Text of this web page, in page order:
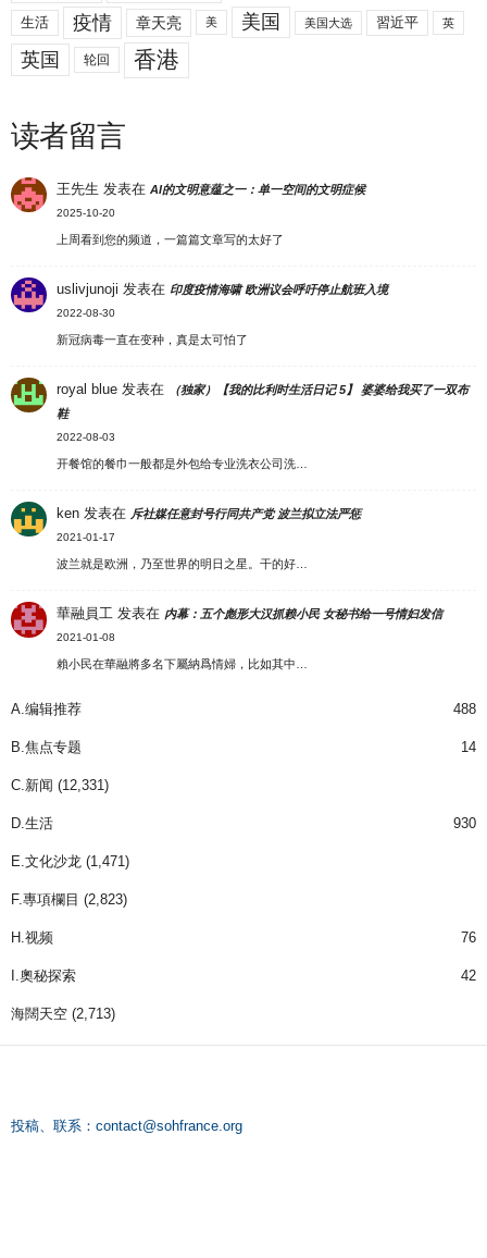
生活 疫情 章天亮 美 美国 美国大选 習近平 英
英国 轮回 香港
读者留言
王先生 发表在AI的文明意蕴之一：单一空间的文明症候
2025-10-20
上周看到您的频道，一篇篇文章写的太好了
uslivjunoji 发表在 印度疫情海啸 欧洲议会呼吁停止航班入境
2022-08-30
新冠病毒一直在变种，真是太可怕了
royal blue 发表在
（独家）【我的比利时生活日记 5】 婆婆给我买了一双布
鞋
2022-08-03
开餐馆的餐巾一般都是外包给专业洗衣公司洗…
ken 发表在 斥社媒任意封号行同共产党 波兰拟立法严惩
2021-01-17
波兰就是欧洲，乃至世界的明日之星。干的好…
華融員工 发表在 内幕：五个彪形大汉抓赖小民 女秘书给一号情妇发信
2021-01-08
賴小民在華融將多名下屬納爲情婦，比如其中…
A.编辑推荐 488
B.焦点专题 14
C.新闻 (12,331)
D.生活 930
E.文化沙龙 (1,471)
F.專項欄目 (2,823)
H.视频 76
I.奧秘探索 42
海闊天空 (2,713)
投稿、联系： contact@sohfrance.org